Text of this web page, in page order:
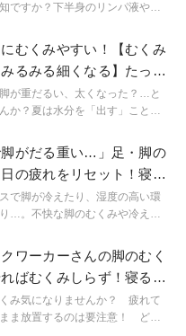
ですか？下半身のリンパ液や血
むくみやすい！【むくみ
るみる細くなる】たった
が重だるい、太くなった？…と
か？夏は水分を「出す」ことが
などの不調につながることも。
ひと回り細く見せるポーズをご
脚がだる重い…」足・脚の
の疲れをリセット！寝る
で脚が冷えたり、湿度の高い環
…。不快な脚のむくみや冷えを
ちで行ってみてください。
ワーカーさんの脚のむく
ばむくみしらず！寝る前
み気になりませんか？ 疲れて
ま放置するのは要注意！ どん